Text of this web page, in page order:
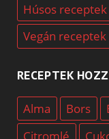
Húsos receptek
Vegán receptek
RECEPTEK
Alma Bors
Citromlé